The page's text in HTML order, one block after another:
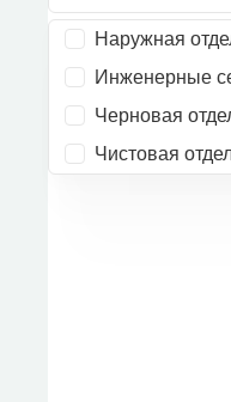
Наружная
Инженерные
Черновая
Чистовая